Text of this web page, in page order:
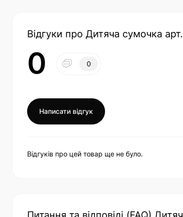
Відгуки про Дитяча сумочка
0 0
Написати відгук
Відгуків про цей товар ще не було.